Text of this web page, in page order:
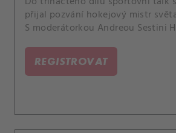
přijal pozvání hokejový mistr
S moderátorkou Andreou Sestini
sporech s novináři, neúspěchu v
plánech do budoucna i
REGISTROVAT